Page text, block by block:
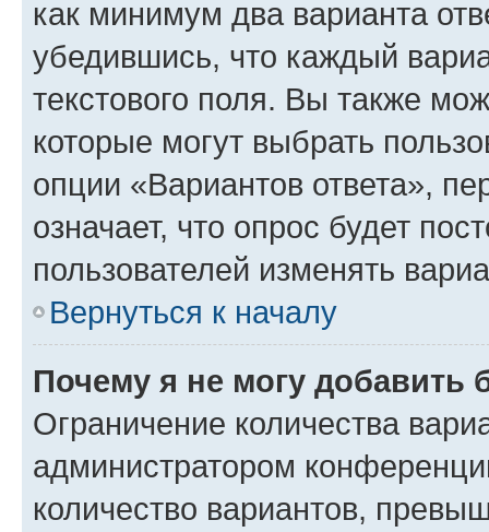
как минимум два варианта
убедившись, что каждый
текстового поля. Вы также
которые могут выбрать
опции «Вариантов ответа»,
означает, что опрос будет
пользователей изменять
Вернуться к началу
Почему я не могу добавить
Ограничение количества
администратором
количество вариантов,